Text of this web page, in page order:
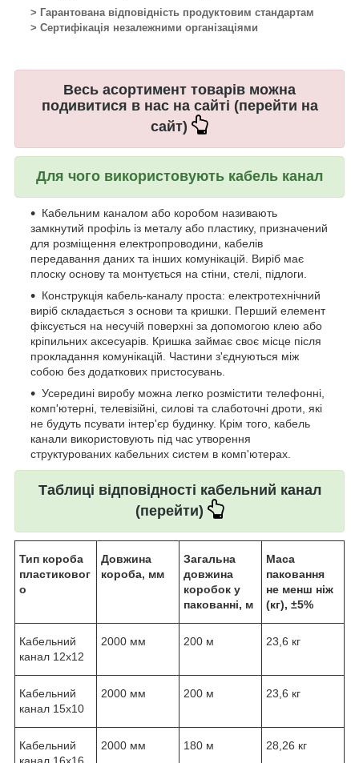
> Гарантована відповідність продуктовим стандартам
> Сертифікація незалежними організаціями
Весь асортимент товарів можна
подивитися в нас на сайті (перейти на
сайт)
Для чого використовують кабель канал
Кабельним каналом або коробом називають
замкнутий профіль із металу або пластику, призначений
для розміщення електропроводини, кабелів
передавання даних та інших комунікацій. Виріб має
плоску основу та монтується на стіни, стелі, підлоги.
Конструкція кабель-каналу проста: електротехнічний
виріб складається з основи та кришки. Перший елемент
фіксується на несучій поверхні за допомогою клею або
кріпильних аксесуарів. Кришка займає своє місце після
прокладання комунікацій. Частини з'єднуються між
собою без додаткових пристосувань.
Усередині виробу можна легко розмістити телефонні,
комп'ютерні, телевізійні, силові та слаботочні дроти, які
не будуть псувати інтер'єр будинку. Крім того, кабель
канали використовують під час утворення
структурованих кабельних систем в комп'ютерах.
Таблиці відповідності кабельний канал
(перейти)
Тип короба
пластиковог
о
Довжина
короба, мм
Загальна
довжина
коробок у
пакованні, м
Маса
паковання
не менш ніж
(кг), ±5%
Кабельний
канал 12x12
2000 мм 200 м 23,6 кг
Кабельний
канал 15x10
2000 мм 200 м 23,6 кг
Кабельний
канал 16x16
2000 мм 180 м 28,26 кг